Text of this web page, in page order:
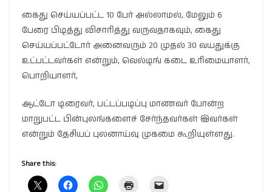
கைது செய்யப்பட்ட 10 பேர் அல்லாமல், மேலும் 6
பேரை பிடித்து விசாரித்து வருவதாகவும், கைது
செய்யப்பட்டோர் அனைவரும் 20 முதல் 30 வயதுக்கு
உட்பட்டவர்கள் என்றும், வெல்டிங் கடை உரிமையாளர்,
பொறியாளர்,
ஆட்டோ டிரைவர், பட்டப்படிப்பு மாணவர் போன்ற
மாறுபட்ட பின்புலங்களைச் சேர்ந்தவர்கள் இவர்கள்
என்றும் தேசியப் புலனாய்வு முகமை கூறியுள்ளது.
Share this: